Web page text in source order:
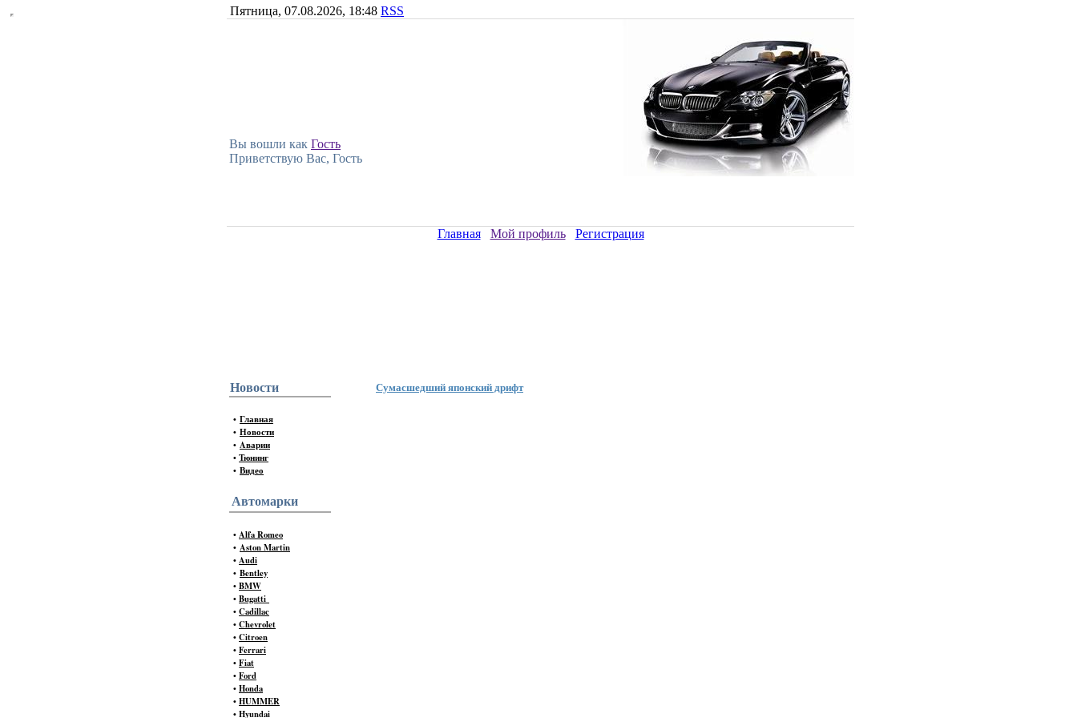
Пятница, 07.08.2026, 18:48 RSS
Вы вошли как Гость
Приветствую Вас, Гость
Главная Мой профиль Регистрация
Новости
• Главная
• Новости
• Aварии
•Тюнинг
• Видео
Автомарки
•Alfa Romeo
• Aston Martin
•Audi
• Bentley
•BMW
•Bugatti
•Cadillac
•Chevrolet
•Citroen
•Ferrari
•Fiat
•Ford
•Honda
•HUMMER
•Hyundai
Сумасшедший японский дрифт